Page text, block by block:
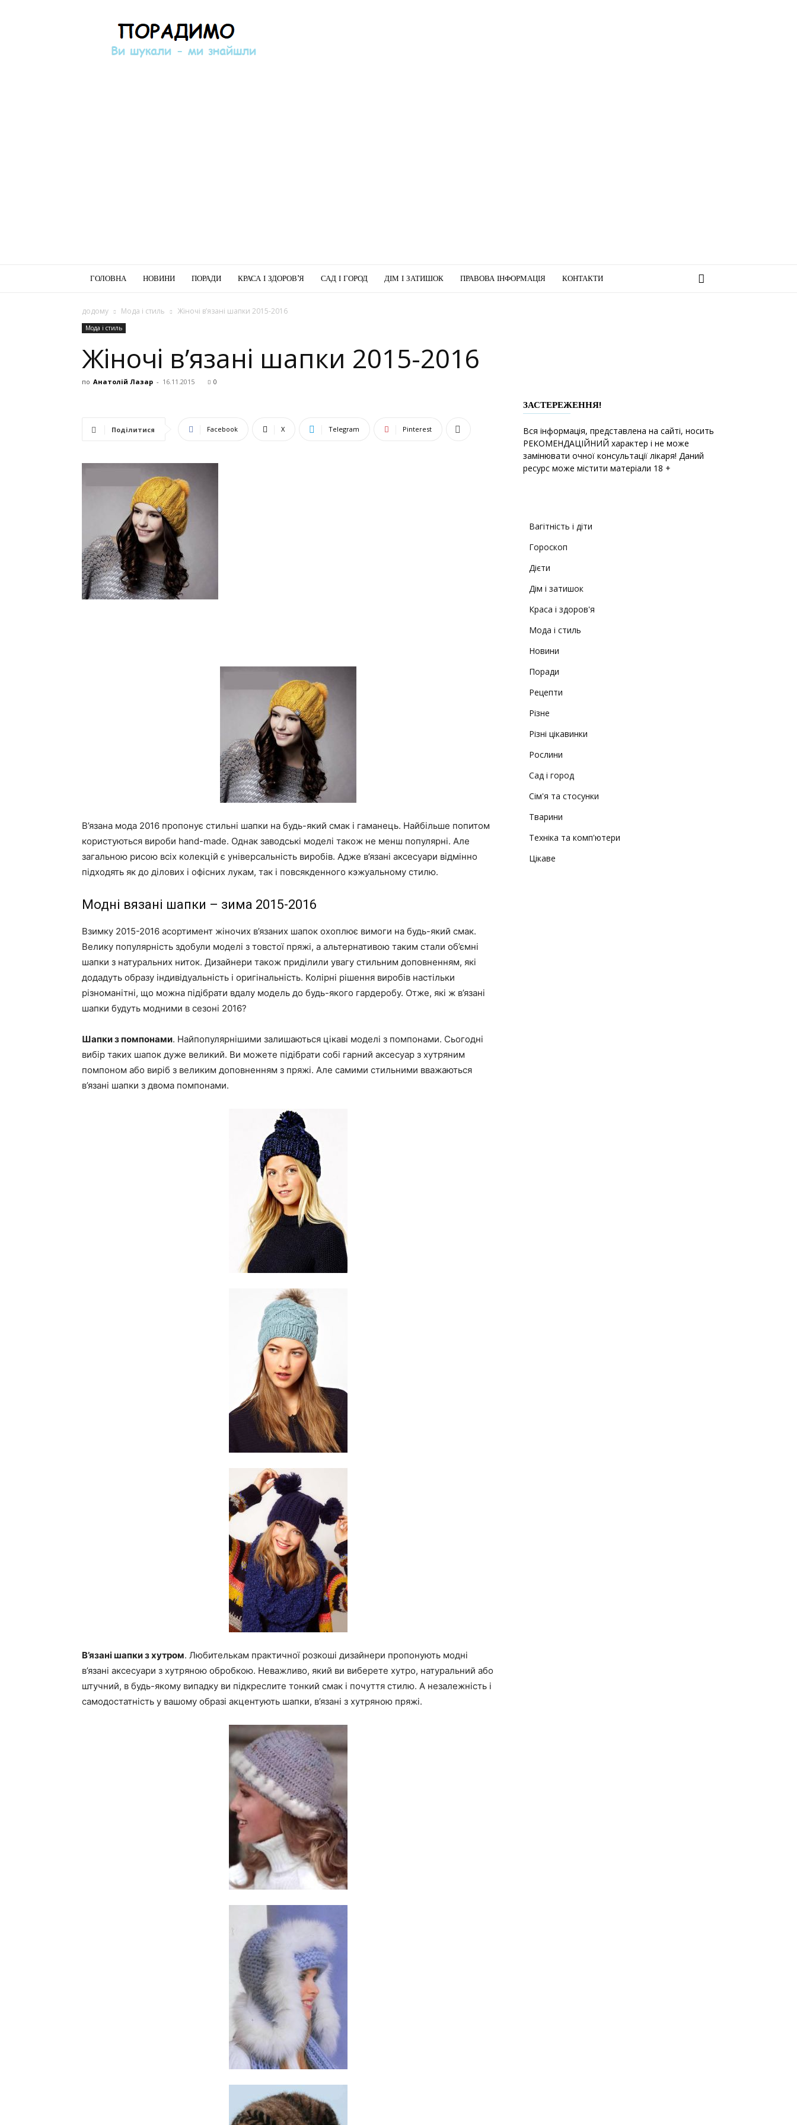
Порадимо
ГОЛОВНА НОВИНИ ПОРАДИ КРАСА І ЗДОРОВ’Я САД І ГОРОД ДІМ І ЗАТИШОК ПРАВОВА ІНФОРМАЦІЯ КОНТАКТИ
додому Мода і стиль Жіночі в’язані шапки 2015-2016
Мода і стиль
Жіночі в’язані шапки 2015-2016
по Анатолій Лазар - 16.11.2015 0
Поділитися Facebook X Telegram Pinterest
В’язана мода 2016 пропонує стильні шапки на будь-який смак і гаманець. Найбільше попитом
користуються вироби hand-made. Однак заводські моделі також не менш популярні. Але
загальною рисою всіх колекцій є універсальність виробів. Адже в’язані аксесуари відмінно
підходять як до ділових і офісних лукам, так і повсякденного кэжуальному стилю.
Модні вязані шапки – зима 2015-2016
Взимку 2015-2016 асортимент жіночих в’язаних шапок охоплює вимоги на будь-який смак.
Велику популярність здобули моделі з товстої пряжі, а альтернативою таким стали об’ємні
шапки з натуральних ниток. Дизайнери також приділили увагу стильним доповненням, які
додадуть образу індивідуальність і оригінальність. Колірні рішення виробів настільки
різноманітні, що можна підібрати вдалу модель до будь-якого гардеробу. Отже, які ж в’язані
шапки будуть модними в сезоні 2016?
Шапки з помпонами. Найпопулярнішими залишаються цікаві моделі з помпонами. Сьогодні
вибір таких шапок дуже великий. Ви можете підібрати собі гарний аксесуар з хутряним
помпоном або виріб з великим доповненням з пряжі. Але самими стильними вважаються
в’язані шапки з двома помпонами.
В’язані шапки з хутром. Любителькам практичної розкоші дизайнери пропонують модні
в’язані аксесуари з хутряною обробкою. Неважливо, який ви виберете хутро, натуральний або
штучний, в будь-якому випадку ви підкреслите тонкий смак і почуття стилю. А незалежність і
самодостатність у вашому образі акцентують шапки, в’язані з хутряною пряжі.
ЗАСТЕРЕЖЕННЯ!
Вся інформація, представлена на сайті, носить
РЕКОМЕНДАЦІЙНИЙ характер і не може
замінювати очної консультації лікаря! Даний
ресурс може містити матеріали 18 +
Вагітність і діти
Гороскоп
Дієти
Дім і затишок
Краса і здоров'я
Мода і стиль
Новини
Поради
Рецепти
Різне
Різні цікавинки
Рослини
Сад і город
Сім'я та стосунки
Тварини
Техніка та комп'ютери
Цікаве